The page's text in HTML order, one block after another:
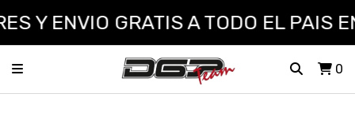
ENVIO GRATIS A TODO EL PAIS EN
0